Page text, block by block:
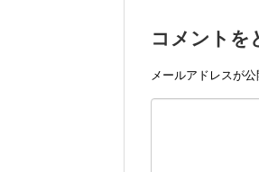
コメントを
メールアドレスが